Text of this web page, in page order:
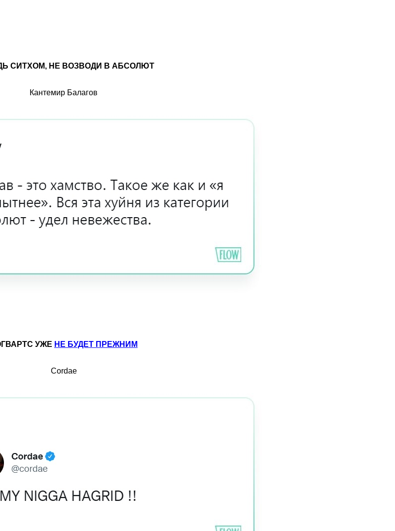
СИТХОМ, НЕ ВОЗВОДИ В АБСОЛЮТ
Кантемир Балагов
УЖЕ НЕ БУДЕТ ПРЕЖНИМ
Cordae